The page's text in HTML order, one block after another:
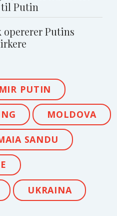
Putin
opererer Putins
PUTIN
MOLDOVA
SANDU
UKRAINA